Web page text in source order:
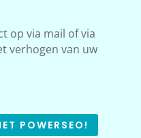
op via mail of via
verhogen van uw
POWERSEO!